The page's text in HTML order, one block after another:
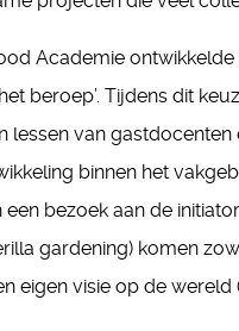
Academie ontwikkelde
beroep’. Tijdens dit
lessen van gastdocenten
binnen het
een bezoek aan de
gardening) komen
eigen visie op de